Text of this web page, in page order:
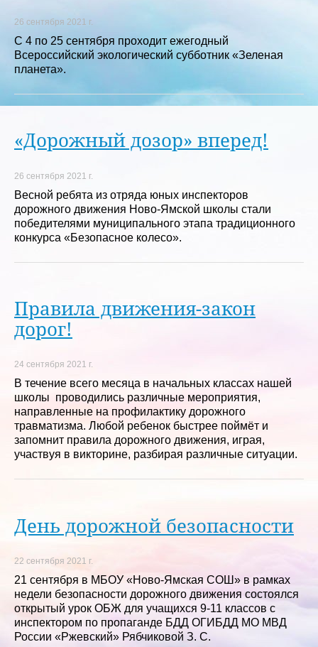
26 сентября 2021 г.
С 4 по 25 сентября проходит ежегодный
Всероссийский экологический субботник «Зеленая
планета».
«Дорожный дозор» вперед!
26 сентября 2021 г.
Весной ребята из отряда юных инспекторов
дорожного движения Ново-Ямской школы стали
победителями муниципального этапа традиционного
конкурса «Безопасное колесо».
Правила движения-закон
дорог!
24 сентября 2021 г.
В течение всего месяца в начальных классах нашей
школы проводились различные мероприятия,
направленные на профилактику дорожного
травматизма. Любой ребенок быстрее поймёт и
запомнит правила дорожного движения, играя,
участвуя в викторине, разбирая различные ситуации.
День дорожной безопасности
22 сентября 2021 г.
21 сентября в МБОУ «Ново-Ямская СОШ» в рамках
недели безопасности дорожного движения состоялся
открытый урок ОБЖ для учащихся 9-11 классов с
инспектором по пропаганде БДД ОГИБДД МО МВД
России «Ржевский» Рябчиковой З. С.